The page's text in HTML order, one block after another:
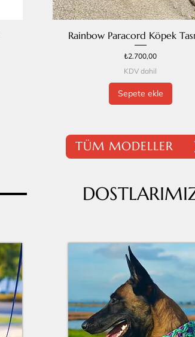
Rainbow Paracord Köpek
Fiyat
₺2.700,00
KDV dahil
Sepete ekle
TÜM MODELLER